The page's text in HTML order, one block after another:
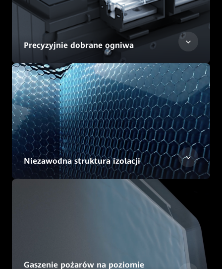
Precyzyjnie dobrane ogniwa
Niezawodna struktura izolacji
Gaszenie pożarów na poziomie